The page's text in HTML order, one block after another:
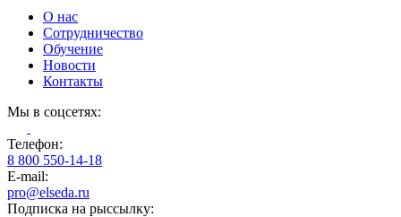
О нас
Сотрудничество
Обучение
Новости
Контакты
Мы в соцсетях:
Телефон:
8 800 550-14-18
E-mail:
pro@elseda.ru
Подписка на рыссылку: